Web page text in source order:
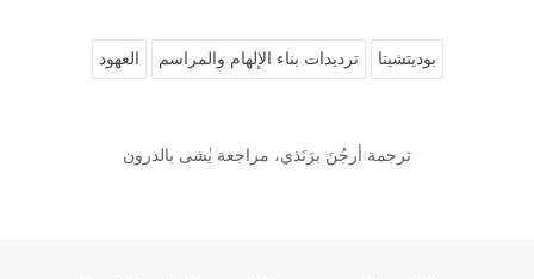
بوديتشيتا ترديدات بناء الإلهام والمراسم العهود
ترجمة أرجُنَ برَنَذي، مراجعة يٰشى بالدرون